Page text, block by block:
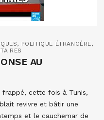
, POLITIQUE ÉTRANGÈRE,
AU
cette fois à Tunis,
revivre et bâtir une
et le cauchemar de